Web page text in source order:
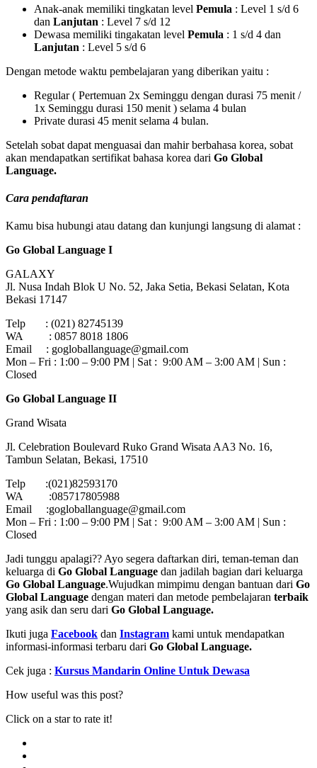
Anak-anak memiliki tingkatan level Pemula : Level 1 s/d 6
dan Lanjutan : Level 7 s/d 12
Dewasa memiliki tingakatan level Pemula : 1 s/d 4 dan
Lanjutan : Level 5 s/d 6
Dengan metode waktu pembelajaran yang diberikan yaitu :
Regular ( Pertemuan 2x Seminggu dengan durasi 75 menit /
1x Seminggu durasi 150 menit ) selama 4 bulan
Private durasi 45 menit selama 4 bulan.
Setelah sobat dapat menguasai dan mahir berbahasa korea, sobat
akan mendapatkan sertifikat bahasa korea dari Go Global
Language.
Cara pendaftaran
Kamu bisa hubungi atau datang dan kunjungi langsung di alamat :
Go Global Language I
GALAXY
Jl. Nusa Indah Blok U No. 52, Jaka Setia, Bekasi Selatan, Kota
Bekasi 17147
Telp : (021) 82745139
WA : 0857 8018 1806
Email : gogloballanguage@gmail.com
Mon – Fri : 1:00 – 9:00 PM | Sat : 9:00 AM – 3:00 AM | Sun :
Closed
Go Global Language II
Grand Wisata
Jl. Celebration Boulevard Ruko Grand Wisata AA3 No. 16,
Tambun Selatan, Bekasi, 17510
Telp :(021)82593170
WA :085717805988
Email :gogloballanguage@gmail.com
Mon – Fri : 1:00 – 9:00 PM | Sat : 9:00 AM – 3:00 AM | Sun :
Closed
Jadi tunggu apalagi?? Ayo segera daftarkan diri, teman-teman dan
keluarga di Go Global Language dan jadilah bagian dari keluarga
Go Global Language.Wujudkan mimpimu dengan bantuan dari Go
Global Language dengan materi dan metode pembelajaran terbaik
yang asik dan seru dari Go Global Language.
Ikuti juga Facebook dan Instagram kami untuk mendapatkan
informasi-informasi terbaru dari Go Global Language.
Cek juga : Kursus Mandarin Online Untuk Dewasa
How useful was this post?
Click on a star to rate it!